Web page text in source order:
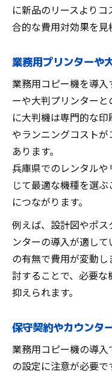
に新品のリースより
合的な費用対効果を見
業務用プリンターや
業務用コピー機を導入
ーや大判プリンター
に大判機は専門的な
やランニングコスト
あります。
兵庫県でのレンタル
じて最適な機種を選
につながります。
例えば、設計図やポス
ンターの導入が適し
の有無で費用が変動
討することで、必要な
抑えられます。
保守契約やカウンタ
業務用コピー機の導
の設定に注意が必要